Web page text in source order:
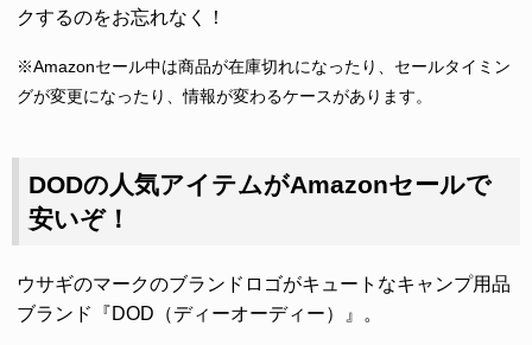
クするのをお忘れなく！
※Amazonセール中は商品が在庫切れになったり、セールタイミン
グが変更になったり、情報が変わるケースがあります。
DODの人気アイテムがAmazonセールで
安いぞ！
ウサギのマークのブランドロゴがキュートなキャンプ用品
ブランド『DOD（ディーオーディー）』。